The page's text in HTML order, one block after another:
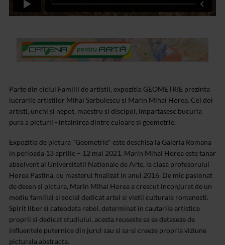
Parte din ciclul Familii de artistii, expozitia GEOMETRIE prezinta
lucrarile artistilor Mihai Sarbulescu si Marin Mihai Horea. Cei doi
artisti, unchi si nepot, maestru si discipol, impartasesc bucuria
pura a picturii - intalnirea dintre culoare si geometrie.
Expozitia de pictura "Geometrie" este deschisa la Galeria Romana
in perioada 13 aprilie – 12 mai 2021. Marin Mihai Horea este tanar
absolvent al Universitatii Nationale de Arte, la clasa profesorului
Horea Pastina, cu masterul finalizat in anul 2016. De mic pasionat
de desen si pictura, Marin Mihai Horea a crescut inconjurat de un
mediu familial si social dedicat artei si vietii culturale romanesti.
Spirit liber si cateodata rebel, determinat in cautarile artistice
proprii si dedicat studiului, acesta reuseste sa se detaseze de
influentele puternice din jurul sau si sa-si creeze propria viziune
picturala abstracta.